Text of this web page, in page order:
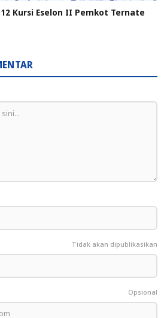
Kursi Eselon II Pemkot Ternate
Tidak akan dipublikasikan
Opsional